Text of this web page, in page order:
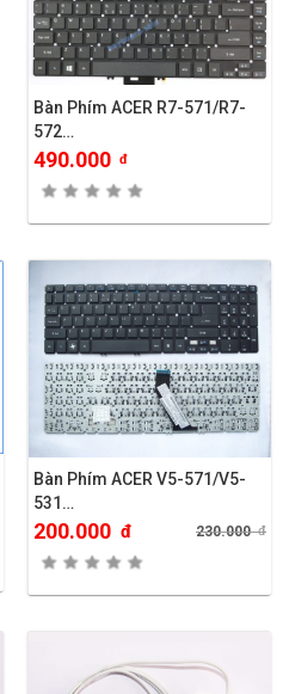
Bàn Phím ACER R7-571/R7-
572…
490.000 đ
Bàn Phím ACER V5-571/V5-
531…
200.000 đ 230.000đ